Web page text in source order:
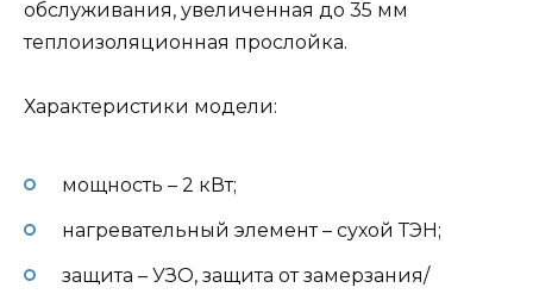
обслуживания, увеличенная до 35 мм
теплоизоляционная прослойка.
Характеристики модели:
мощность – 2 кВт;
нагревательный элемент – сухой ТЭН;
защита – УЗО, защита от замерзания/